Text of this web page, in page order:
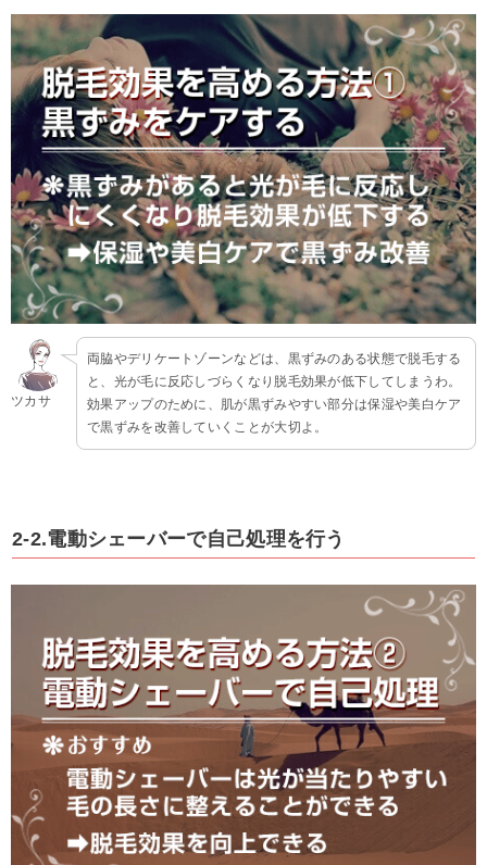
ツカサ
両脇やデリケートゾーンなどは、黒ずみのある状態で脱毛する
と、光が毛に反応しづらくなり脱毛効果が低下してしまうわ。
効果アップのために、肌が黒ずみやすい部分は保湿や美白ケア
で黒ずみを改善していくことが大切よ。
2-2.電動シェーバーで自己処理を行う